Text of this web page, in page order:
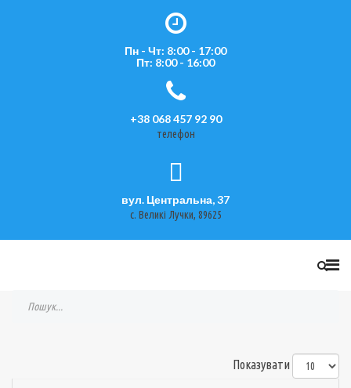
Пн - Чт: 8:00 - 17:00
Пт: 8:00 - 16:00
+38 068 457 92 90
телефон
вул. Центральна, 37
с. Великі Лучки, 89625
Показувати